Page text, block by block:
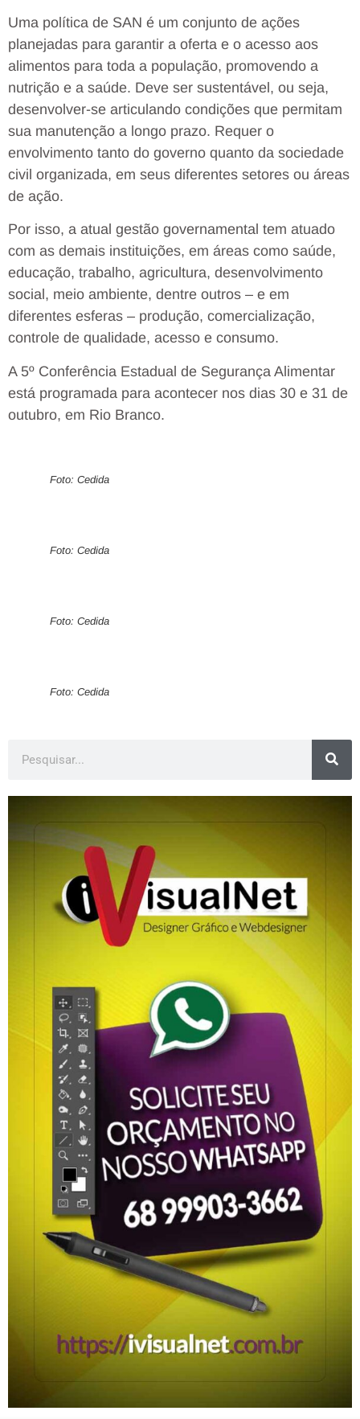
Uma política de SAN é um conjunto de ações
planejadas para garantir a oferta e o acesso aos
alimentos para toda a população, promovendo a
nutrição e a saúde. Deve ser sustentável, ou seja,
desenvolver-se articulando condições que permitam
sua manutenção a longo prazo. Requer o
envolvimento tanto do governo quanto da sociedade
civil organizada, em seus diferentes setores ou áreas
de ação.
Por isso, a atual gestão governamental tem atuado
com as demais instituições, em áreas como saúde,
educação, trabalho, agricultura, desenvolvimento
social, meio ambiente, dentre outros – e em
diferentes esferas – produção, comercialização,
controle de qualidade, acesso e consumo.
A 5º Conferência Estadual de Segurança Alimentar
está programada para acontecer nos dias 30 e 31 de
outubro, em Rio Branco.
Foto: Cedida
Foto: Cedida
Foto: Cedida
Foto: Cedida